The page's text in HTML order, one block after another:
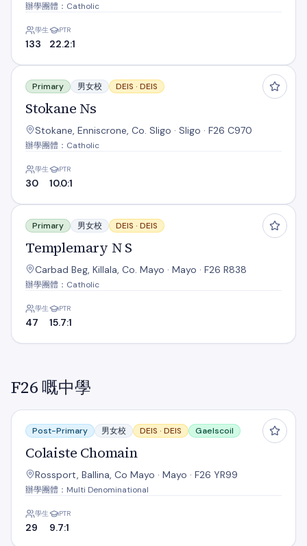
辦學團體：Catholic
學生
133
PTR
22.2:1
Stokane Ns
Primary 男女校 DEIS · DEIS
Stokane Ns
Stokane, Enniscrone, Co. Sligo · Sligo · F26 C970
辦學團體：Catholic
學生
30
PTR
10.0:1
Templemary N S
Primary 男女校 DEIS · DEIS
Templemary N S
Carbad Beg, Killala, Co. Mayo · Mayo · F26 R838
辦學團體：Catholic
學生
47
PTR
15.7:1
F26 嘅中學
Colaiste Chomain
Post-Primary 男女校 DEIS · DEIS Gaelscoil
Colaiste Chomain
Rossport, Ballina, Co Mayo · Mayo · F26 YR99
辦學團體：Multi Denominational
學生
29
PTR
9.7:1